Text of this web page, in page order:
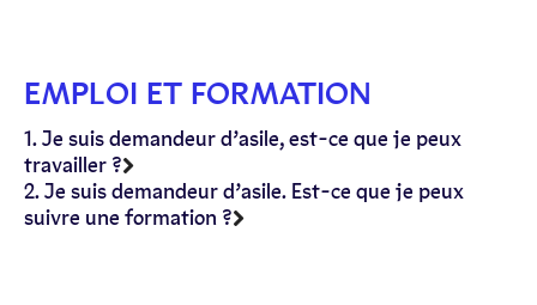
EMPLOI ET FORMATION
1. Je suis demandeur d’asile, est-ce que je peux
travailler ?
2. Je suis demandeur d’asile. Est-ce que je peux
suivre une formation ?